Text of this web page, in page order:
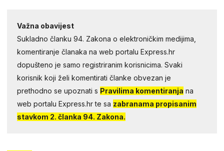
Važna obavijest
Sukladno članku 94. Zakona o elektroničkim medijima,
komentiranje članaka na web portalu Express.hr
dopušteno je samo registriranim korisnicima. Svaki
korisnik koji želi komentirati članke obvezan je
prethodno se upoznati s Pravilima komentiranja na
web portalu Express.hr te sa zabranama propisanim
stavkom 2. članka 94. Zakona.